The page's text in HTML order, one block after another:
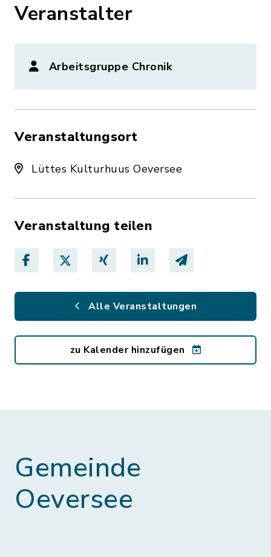
Veranstalter
Arbeitsgruppe Chronik
Veranstaltungsort
Lüttes Kulturhuus Oeversee
Veranstaltung teilen
Alle Veranstaltungen
zu Kalender hinzufügen
Gemeinde
Oeversee